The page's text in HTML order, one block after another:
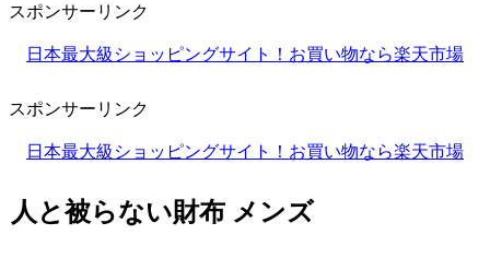
スポンサーリンク
日本最大級ショッピングサイト！お買い物なら楽天市場
スポンサーリンク
日本最大級ショッピングサイト！お買い物なら楽天市場
人と被らない財布 メンズ